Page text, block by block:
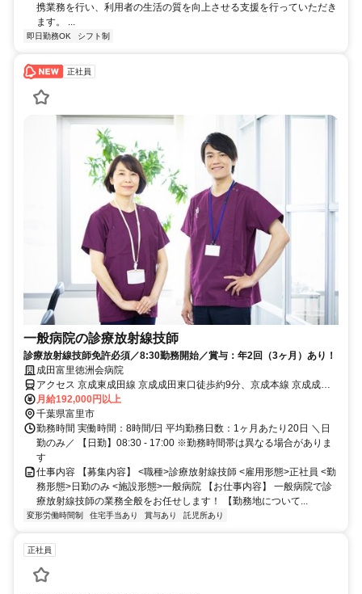
携業務を行い、利用者の生活の質を向上させる支援を行っていただき
ます。 ...
即日勤務OK シフト制
正社員
一般病院の診療放射線技師
診療放射線技師免許必須／8:30勤務開始／賞与：年2回（3ヶ月）あり！
成田富里徳洲会病院
アクセス 京成東成田線 京成成田東口徒歩約9分、京成本線 京成成田
東口徒歩約9分、ＪＲ成田線 成田東口徒歩約14分 京成成田駅（京成
本線）徒歩 7分 (距離：581 m)
月給192,000円以上
千葉県富里市
勤務時間 実働時間：8時間/日 平均勤務日数：1ヶ月あたり20日 ＼日
勤のみ／ 【日勤】08:30 - 17:00 ※勤務時間帯は異なる場合がありま
す
仕事内容 【募集内容】 <職種>診療放射線技師 <雇用形態>正社員 <勤
務形態>日勤のみ <施設形態>一般病院 【お仕事内容】 一般病院で診
療放射線技師の業務全般をお任せします！ 【勤務地について...
変形労働時間制 住宅手当あり 賞与あり 託児所あり
正社員